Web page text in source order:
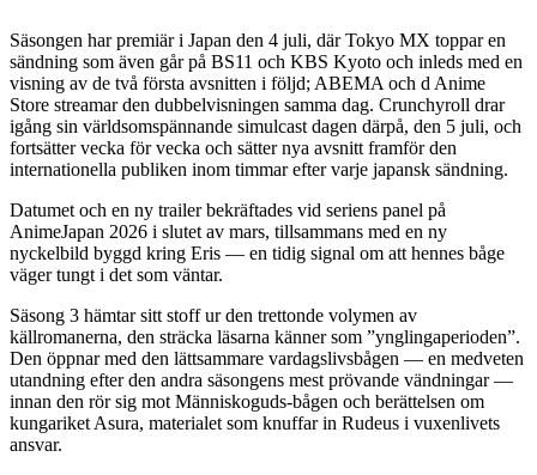
Säsongen har premiär i Japan den 4 juli, där Tokyo MX toppar en
sändning som även går på BS11 och KBS Kyoto och inleds med en
visning av de två första avsnitten i följd; ABEMA och d Anime
Store streamar den dubbelvisningen samma dag. Crunchyroll drar
igång sin världsomspännande simulcast dagen därpå, den 5 juli, och
fortsätter vecka för vecka och sätter nya avsnitt framför den
internationella publiken inom timmar efter varje japansk sändning.
Datumet och en ny trailer bekräftades vid seriens panel på
AnimeJapan 2026 i slutet av mars, tillsammans med en ny
nyckelbild byggd kring Eris — en tidig signal om att hennes båge
väger tungt i det som väntar.
Säsong 3 hämtar sitt stoff ur den trettonde volymen av
källromanerna, den sträcka läsarna känner som ”ynglingaperioden”.
Den öppnar med den lättsammare vardagslivsbågen — en medveten
utandning efter den andra säsongens mest prövande vändningar —
innan den rör sig mot Människoguds-bågen och berättelsen om
kungariket Asura, materialet som knuffar in Rudeus i vuxenlivets
ansvar.